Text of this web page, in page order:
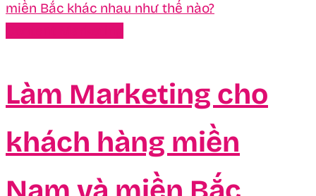
Làm Marketing cho
khách hàng miền